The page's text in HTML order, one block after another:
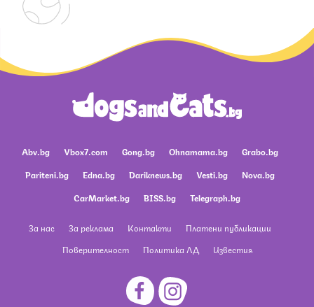
Abv.bg Vbox7.com Gong.bg Ohnamama.bg
Grabo.bg
Pariteni.bg
Edna.bg Dariknews.bg Vesti.bg
Nova.bg
CarMarket.bg
BISS.bg Telegraph.bg
За нас За реклама Контакти
Платени публикации
Поверителност
Политика ЛД Известия